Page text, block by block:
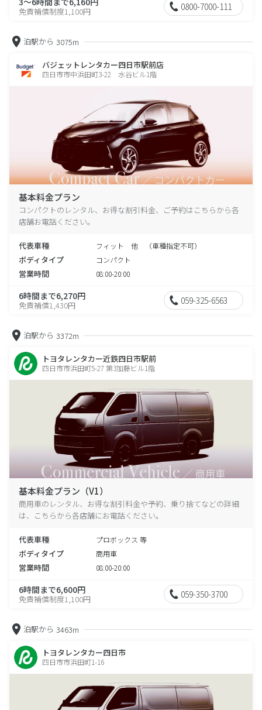
免責補償制度1,100円 0800-7000-111
泊駅から 3075m
バジェットレンタカー四日市駅前店
四日市市中浜田町3-22 水谷ビル1階
基本料金プラン
コンパクトのレンタル、お得な割引料金、ご予約はこちらから各
店舗お電話ください。
代表車種 フィット 他 （車種指定不可）
ボディタイプ コンパクト
営業時間 08:00-20:00
6時間まで6,270円
免責補償1,430円 059-325-6563
泊駅から 3372m
トヨタレンタカー近鉄四日市駅前
四日市市浜田町5-27 第3加藤ビル1階
基本料金プラン（V1）
商用車のレンタル、お得な割引料金や予約、乗り捨てなどの詳細
は、こちらから各店舗にお電話ください。
代表車種 プロボックス 等
ボディタイプ 商用車
営業時間 08:00-20:00
6時間まで6,600円
免責補償制度1,100円 059-350-3700
泊駅から 3463m
トヨタレンタカー四日市
四日市市浜田町1-16